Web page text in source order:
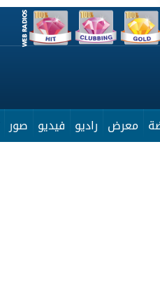
معرض راديو فيديو صور